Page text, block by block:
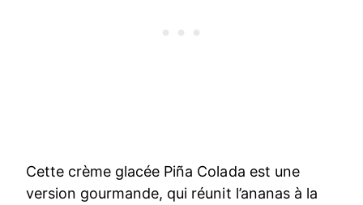
Cette crème glacée Piña Colada est une
version gourmande, qui réunit l’ananas à la